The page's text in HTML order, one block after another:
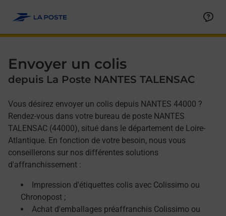
Envoyer un colis
depuis La Poste NANTES TALENSAC
Vous désirez envoyer un colis depuis NANTES 44000 ?
Rendez-vous dans votre bureau de poste NANTES
TALENSAC (44000), situé dans le département de Loire-
Atlantique. En fonction de votre besoin, nous vous
conseillerons sur nos différentes solutions
d'affranchissement :
Impression d'étiquettes colis avec Colissimo ou
Chronopost ;
Achat d'emballages préaffranchis Colissimo ou